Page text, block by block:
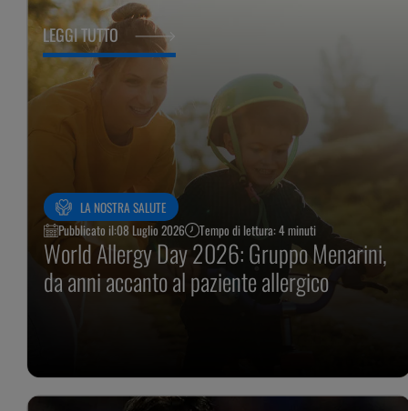
LA NOSTRA SALUTE
Pubblicato il:08 Luglio 2026 Tempo di lettura: 4 minuti
World Allergy Day 2026: Gruppo Menarini,
da anni accanto al paziente allergico
LEGGI TUTTO